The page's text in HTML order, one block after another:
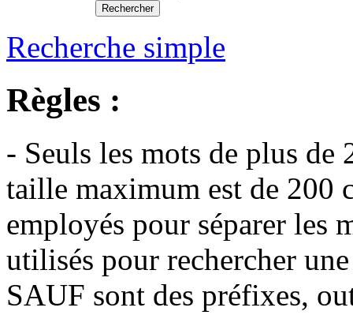
Recherche simple
Règles :
- Seuls les mots de plus de
taille maximum est de 200
employés pour séparer les
utilisés pour rechercher
SAUF sont des préfixes,